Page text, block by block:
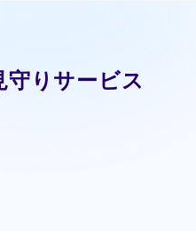
守りサービス